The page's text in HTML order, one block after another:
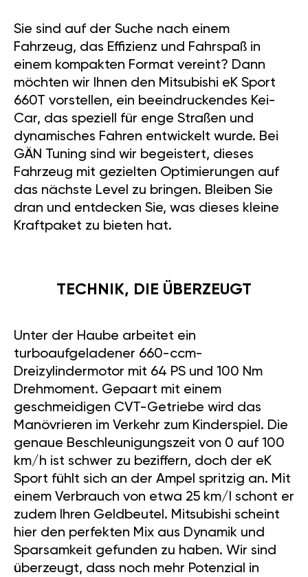
Sie sind auf der Suche nach einem
Fahrzeug, das Effizienz und Fahrspaß in
einem kompakten Format vereint? Dann
möchten wir Ihnen den Mitsubishi eK Sport
660T vorstellen, ein beeindruckendes Kei-
Car, das speziell für enge Straßen und
dynamisches Fahren entwickelt wurde. Bei
GÄN Tuning sind wir begeistert, dieses
Fahrzeug mit gezielten Optimierungen auf
das nächste Level zu bringen. Bleiben Sie
dran und entdecken Sie, was dieses kleine
Kraftpaket zu bieten hat.
TECHNIK, DIE ÜBERZEUGT
Unter der Haube arbeitet ein
turboaufgeladener 660-ccm-
Dreizylindermotor mit 64 PS und 100 Nm
Drehmoment. Gepaart mit einem
geschmeidigen CVT-Getriebe wird das
Manövrieren im Verkehr zum Kinderspiel. Die
genaue Beschleunigungszeit von 0 auf 100
km/h ist schwer zu beziffern, doch der eK
Sport fühlt sich an der Ampel spritzig an. Mit
einem Verbrauch von etwa 25 km/l schont er
zudem Ihren Geldbeutel. Mitsubishi scheint
hier den perfekten Mix aus Dynamik und
Sparsamkeit gefunden zu haben. Wir sind
überzeugt, dass noch mehr Potenzial in